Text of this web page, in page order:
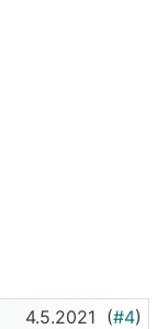
4.5.2021 (#4)